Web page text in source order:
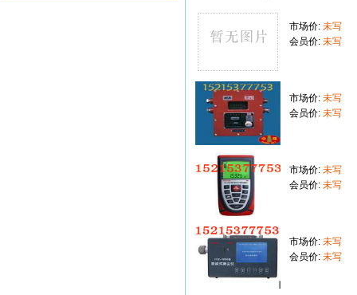
市场价: 未写
会员价: 未写
市场价: 未写
会员价: 未写
市场价: 未写
会员价: 未写
市场价: 未写
会员价: 未写